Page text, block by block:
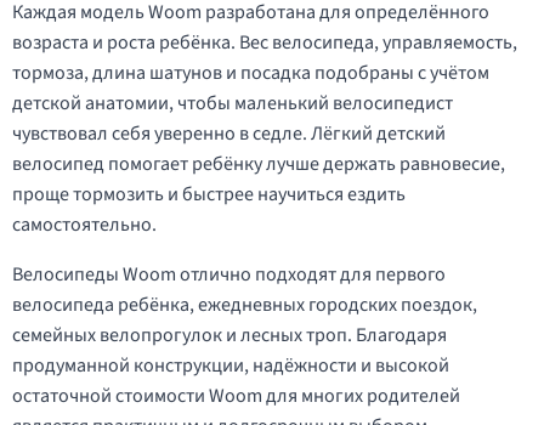
Каждая модель Woom разработана для определённого
возраста и роста ребёнка. Вес велосипеда, управляемость,
тормоза, длина шатунов и посадка подобраны с учётом
детской анатомии, чтобы маленький велосипедист
чувствовал себя уверенно в седле. Лёгкий детский
велосипед помогает ребёнку лучше держать равновесие,
проще тормозить и быстрее научиться ездить
самостоятельно.
Велосипеды Woom отлично подходят для первого
велосипеда ребёнка, ежедневных городских поездок,
семейных велопрогулок и лесных троп. Благодаря
продуманной конструкции, надёжности и высокой
остаточной стоимости Woom для многих родителей